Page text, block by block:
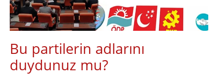
Bu partilerin adlarını
duydunuz mu?